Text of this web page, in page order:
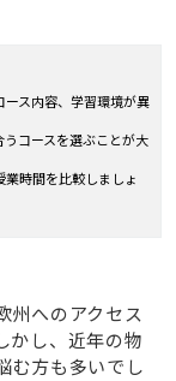
ス内容、学習環境が異
コースを選ぶことが大
時間を比較しましょ
州へのアクセス
かし、近年の物
む方も多いでし